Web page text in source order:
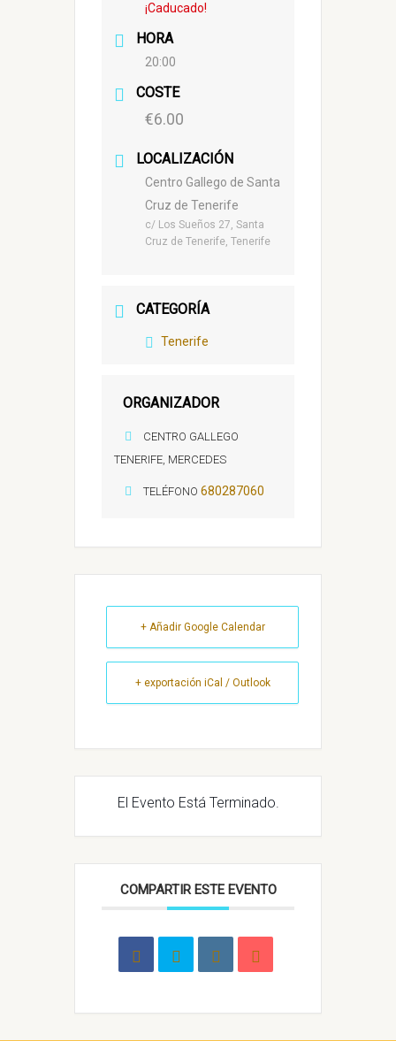
¡Caducado!
HORA
20:00
COSTE
€6.00
LOCALIZACIÓN
Centro Gallego de Santa
Cruz de Tenerife
c/ Los Sueños 27, Santa
Cruz de Tenerife, Tenerife
CATEGORÍA
Tenerife
ORGANIZADOR
CENTRO GALLEGO
TENERIFE, MERCEDES
TELÉFONO 680287060
+ Añadir Google Calendar
+ exportación iCal / Outlook
El Evento Está Terminado.
COMPARTIR ESTE EVENTO